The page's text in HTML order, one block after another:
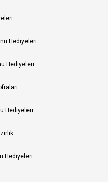
Hediyeleri
Hediyeleri
Hediyeleri
Hediyeleri